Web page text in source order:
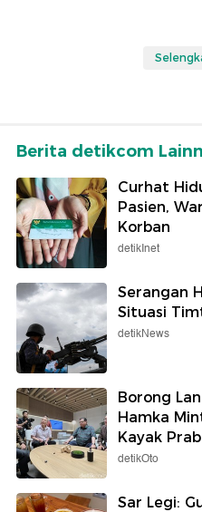
Berita detikcom
Curhat
Pasien,
Korban
detikInet
Serangan
Situasi
detikNews
Borong
Hamka
Kayak
detikOto
Sar Legi: